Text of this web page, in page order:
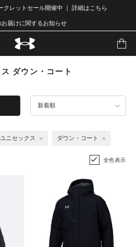
クレットセール開催中 ｜ 詳細はこちら
お届けに関するお知らせ
ダウン・コート
新着順
ユニセックス ダウン・コート
全色表示